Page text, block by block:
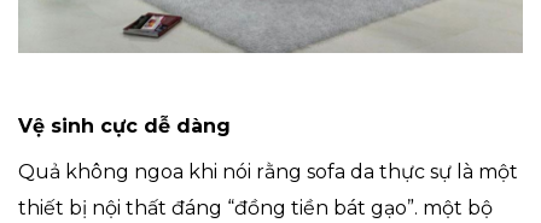
Vệ sinh cực dễ dàng
Quả không ngoa khi nói rằng sofa da thực sự là một
thiết bị nội thất đáng “đồng tiền bát gạo”. một bộ